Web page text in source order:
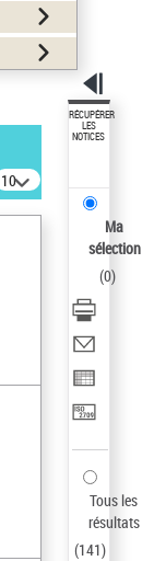
10
résultats/page
RÉCUPÉRER
LES
NOTICES
Ma
sélection
(0)
Tous les
résultats
(141)